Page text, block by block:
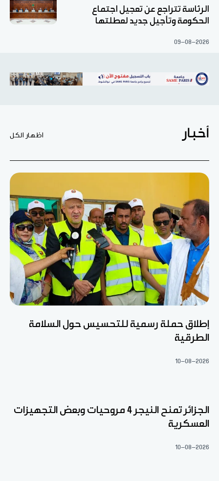
الرئاسة تتراجع عن تعجيل اجتماع
الحكومة وتأجيل جديد لعطلتها
09-08-2026
أخبار اظهار الكل
إطلاق حملة رسمية للتحسيس حول السلامة
الطرقية
10-08-2026
الجزائر تمنح النيجر 4 مروحيات وبعض التجهيزات
العسكرية
10-08-2026